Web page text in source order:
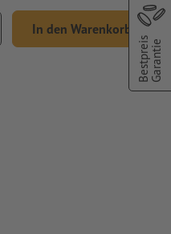
In den Warenkorb
BestpreisGarantie